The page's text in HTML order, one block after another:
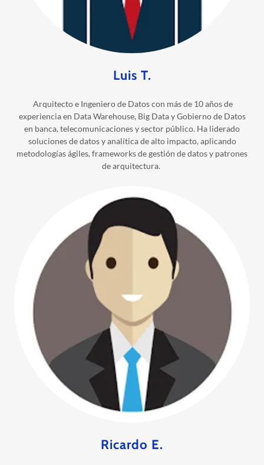
Luis T.
Arquitecto e Ingeniero de Datos con más de 10 años de
experiencia en Data Warehouse, Big Data y Gobierno de Datos
en banca, telecomunicaciones y sector público. Ha liderado
soluciones de datos y analítica de alto impacto, aplicando
metodologías ágiles, frameworks de gestión de datos y patrones
de arquitectura.
Ricardo E.